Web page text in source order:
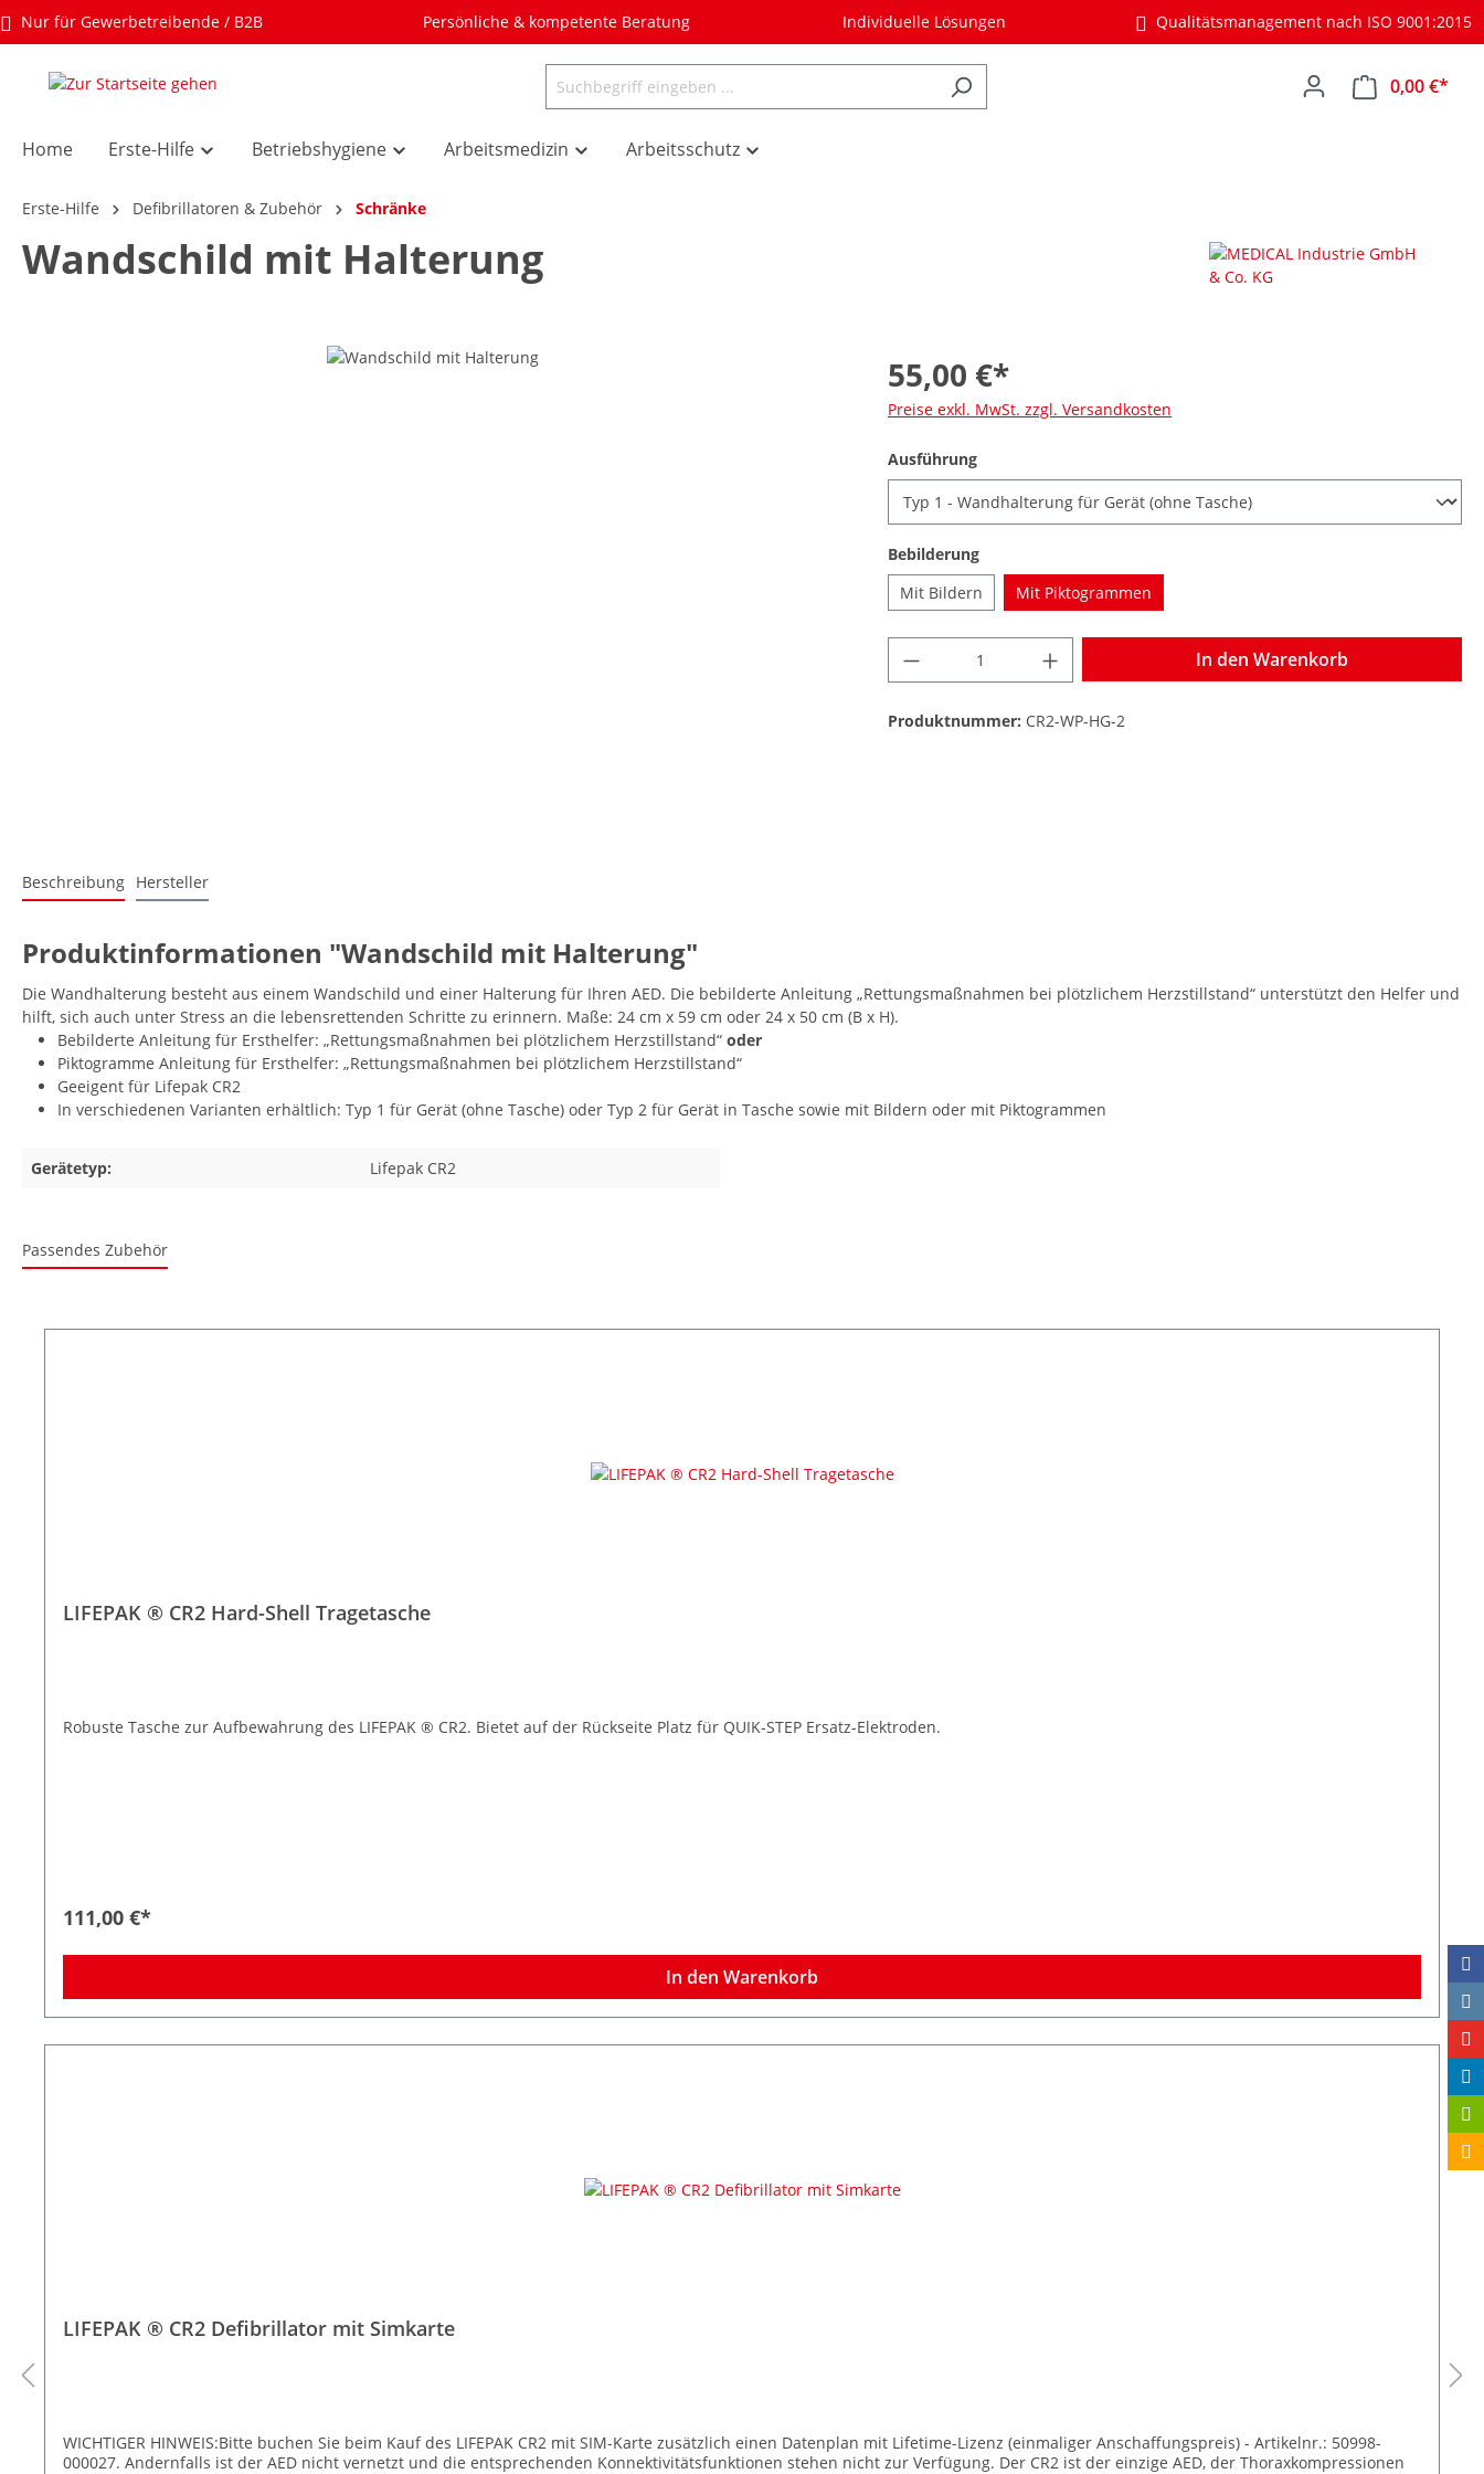
Nur für Gewerbetreibende / B2B Persönliche & kompetente Beratung Individuelle Lösungen Qualitätsmanagement nach ISO 9001:2015
0,00 €*
Home Erste-Hilfe Betriebshygiene Arbeitsmedizin Arbeitsschutz
Erste-Hilfe Defibrillatoren & Zubehör Schränke
Wandschild mit Halterung
55,00 €*
Preise exkl. MwSt. zzgl. Versandkosten
Ausführung
Bebilderung
Mit Bildern
Mit Piktogrammen
In den Warenkorb
Produktnummer: CR2-WP-HG-2
Beschreibung Hersteller
Produktinformationen "Wandschild mit Halterung"
Die Wandhalterung besteht aus einem Wandschild und einer Halterung für Ihren AED. Die bebilderte Anleitung „Rettungsmaßnahmen bei plötzlichem Herzstillstand“ unterstützt den Helfer und
hilft, sich auch unter Stress an die lebensrettenden Schritte zu erinnern. Maße: 24 cm x 59 cm oder 24 x 50 cm (B x H).
Bebilderte Anleitung für Ersthelfer: „Rettungsmaßnahmen bei plötzlichem Herzstillstand“ oder
Piktogramme Anleitung für Ersthelfer: „Rettungsmaßnahmen bei plötzlichem Herzstillstand“
Geeigent für Lifepak CR2
In verschiedenen Varianten erhältlich: Typ 1 für Gerät (ohne Tasche) oder Typ 2 für Gerät in Tasche sowie mit Bildern oder mit Piktogrammen
Gerätetyp: Lifepak CR2
Passendes Zubehör
LIFEPAK ® CR2 Hard-Shell Tragetasche
Robuste Tasche zur Aufbewahrung des LIFEPAK ® CR2. Bietet auf der Rückseite Platz für QUIK-STEP Ersatz-Elektroden.
111,00 €*
In den Warenkorb
LIFEPAK ® CR2 Defibrillator mit Simkarte
WICHTIGER HINWEIS:Bitte buchen Sie beim Kauf des LIFEPAK CR2 mit SIM-Karte zusätzlich einen Datenplan mit Lifetime-Lizenz (einmaliger Anschaffungspreis) - Artikelnr.: 50998-
000027. Andernfalls ist der AED nicht vernetzt und die entsprechenden Konnektivitätsfunktionen stehen nicht zur Verfügung. Der CR2 ist der einzige AED, der Thoraxkompressionen